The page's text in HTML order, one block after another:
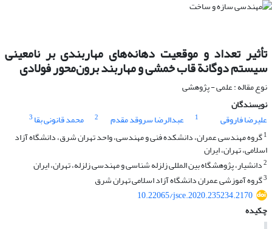
تأثیر تعداد و موقعیت دهانه‌های مهاربندی بر نامعینی
سیستم دوگانة قاب خمشی و مهاربند برون‌محور فولادی
نوع مقاله : علمی - پژوهشی
نویسندگان
علیرضا فاروقی
1 عبدالرضا سروقد مقدم 2 محمد قانونی بقا 3
1گروه مهندسی عمران، دانشکده فنی و مهندسی، واحد تهران شرق، دانشگاه آزاد
اسلامی، تهران، ایران
2دانشیار، پژوهشگاه بین المللی زلزله شناسی و مهندسی زلزله، تهران، ایران
3گروه آموزشی عمران دانشگاه آزاد اسلامی تهران شرق
10.22065/jsce.2020.235234.2170
چکیده